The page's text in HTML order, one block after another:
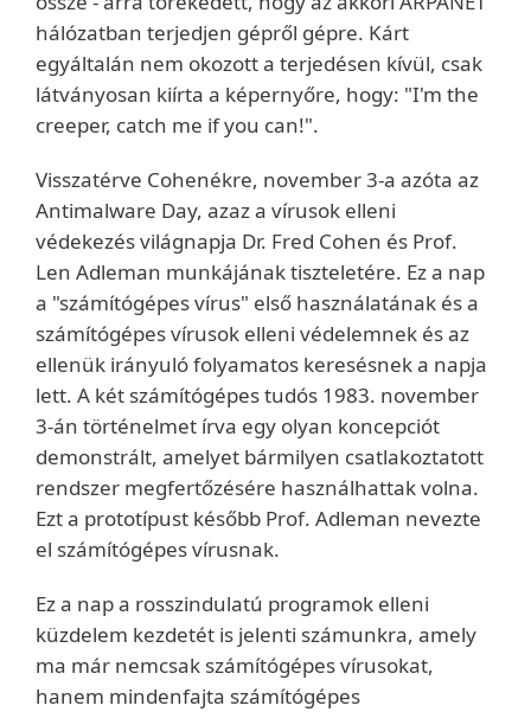
hálózatban terjedjen gépről gépre. Kárt
egyáltalán nem okozott a terjedésen kívül, csak
látványosan kiírta a képernyőre, hogy: "I'm the
creeper, catch me if you can!".
Visszatérve Cohenékre, november 3-a azóta az
Antimalware Day, azaz a vírusok elleni
védekezés világnapja Dr. Fred Cohen és Prof.
Len Adleman munkájának tiszteletére. Ez a nap
a "számítógépes vírus" első használatának és a
számítógépes vírusok elleni védelemnek és az
ellenük irányuló folyamatos keresésnek a napja
lett. A két számítógépes tudós 1983. november
3-án történelmet írva egy olyan koncepciót
demonstrált, amelyet bármilyen csatlakoztatott
rendszer megfertőzésére használhattak volna.
Ezt a prototípust később Prof. Adleman nevezte
el számítógépes vírusnak.
Ez a nap a rosszindulatú programok elleni
küzdelem kezdetét is jelenti számunkra, amely
ma már nemcsak számítógépes vírusokat,
hanem mindenfajta számítógépes